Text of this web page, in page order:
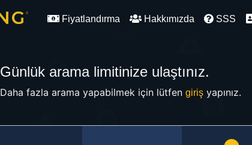
Fiyatlandırma Hakkımızda SSS
Günlük arama limitinize ulaştınız.
Daha fazla arama yapabilmek için lütfen girişyapınız.